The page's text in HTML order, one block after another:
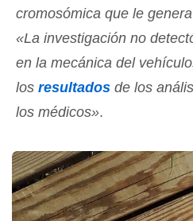
cromosómica que le
«La investigación no
en la mecánica del
los resultados de los
los médicos».